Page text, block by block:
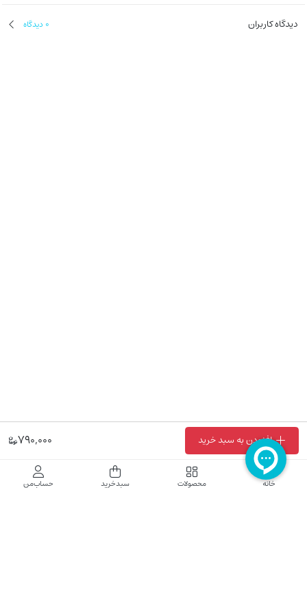
افزودن به سبد خرید 790,000
دیدگاه کاربران 0 دیدگاه
فروشگاه اینترنتی نایب نت
خانه محصولات سبدخرید حساب‌من